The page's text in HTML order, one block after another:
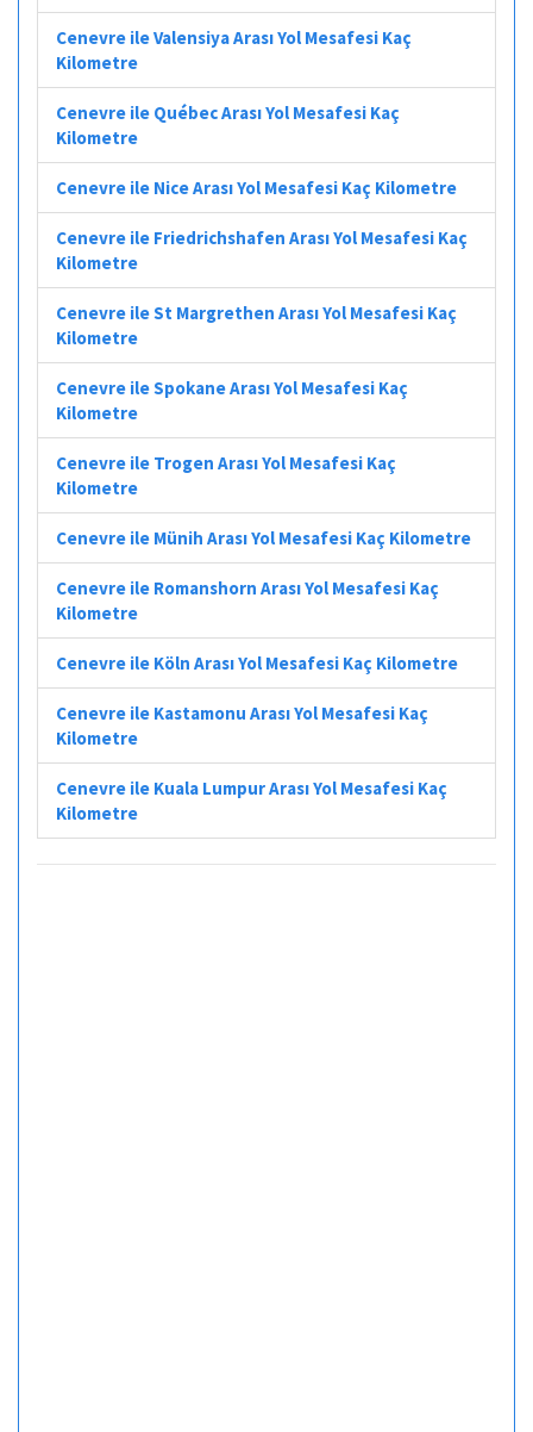
Cenevre ile Valensiya Arası Yol Mesafesi Kaç
Kilometre
Cenevre ile Québec Arası Yol Mesafesi Kaç
Kilometre
Cenevre ile Nice Arası Yol Mesafesi Kaç Kilometre
Cenevre ile Friedrichshafen Arası Yol Mesafesi Kaç
Kilometre
Cenevre ile St Margrethen Arası Yol Mesafesi Kaç
Kilometre
Cenevre ile Spokane Arası Yol Mesafesi Kaç
Kilometre
Cenevre ile Trogen Arası Yol Mesafesi Kaç
Kilometre
Cenevre ile Münih Arası Yol Mesafesi Kaç Kilometre
Cenevre ile Romanshorn Arası Yol Mesafesi Kaç
Kilometre
Cenevre ile Köln Arası Yol Mesafesi Kaç Kilometre
Cenevre ile Kastamonu Arası Yol Mesafesi Kaç
Kilometre
Cenevre ile Kuala Lumpur Arası Yol Mesafesi Kaç
Kilometre